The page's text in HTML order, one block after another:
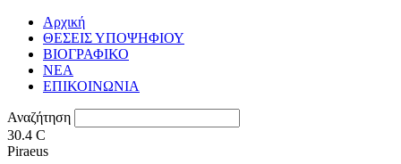
Αρχική
ΘΕΣΕΙΣ ΥΠΟΨΗΦΙΟΥ
ΒΙΟΓΡΑΦΙΚΟ
ΝΕΑ
ΕΠΙΚΟΙΝΩΝΙΑ
Αναζήτηση
30.4 C
Piraeus